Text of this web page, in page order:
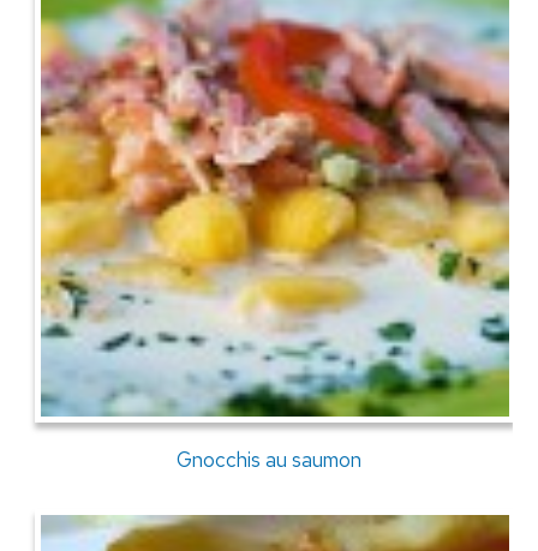
Gnocchis au saumon